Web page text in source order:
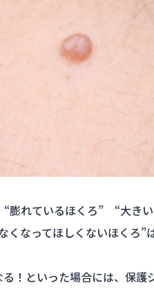
膨れているほくろ” “大き
くなってほしくないほくろ”
！といった場合には、保護